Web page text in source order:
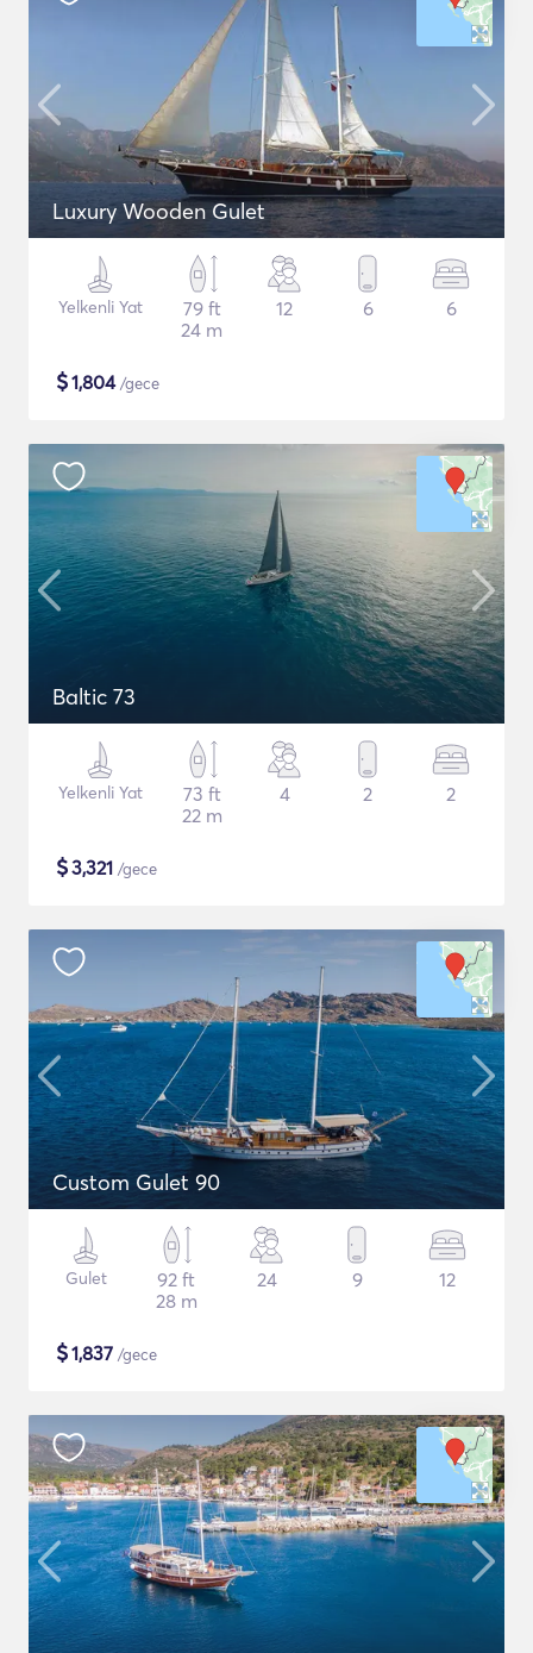
Luxury Wooden Gulet
Yelkenli Yat
79 ft
24 m
12 6 6
$1,804/gece
Baltic 73
Yelkenli Yat
73 ft
22 m
4 2 2
$3,321 /gece
Custom Gulet 90
Gulet
92 ft
28 m
24 9 12
$1,837 /gece